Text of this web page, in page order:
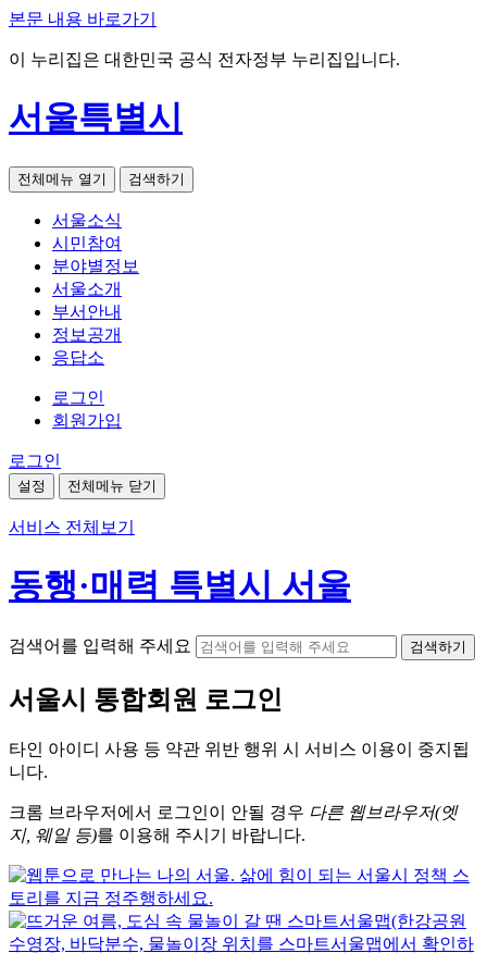
본문 내용 바로가기
이 누리집은 대한민국 공식 전자정부 누리집입니다.
서울특별시
전체메뉴 열기 검색하기
서울소식
시민참여
분야별정보
서울소개
부서안내
정보공개
응답소
로그인
회원가입
로그인
설정 전체메뉴 닫기
서비스 전체보기
동행·매력 특별시 서울
검색어를 입력해 주세요 검색하기
서울시 통합회원 로그인
타인 아이디 사용 등 약관 위반 행위 시 서비스 이용이 중지됩
니다.
크롬 브라우저에서 로그인이 안될 경우 다른 웹브라우저(엣
지, 웨일 등)를 이용해 주시기 바랍니다.